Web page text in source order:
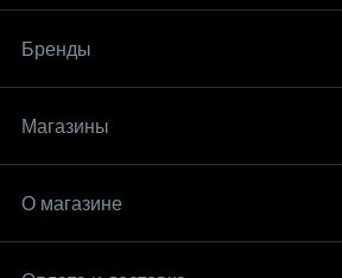
Бренды
Магазины
О магазине